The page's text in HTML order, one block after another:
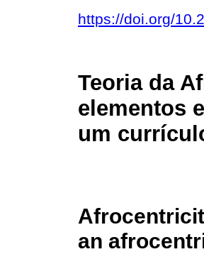
https://doi.org/
Teoria da
elementos
um
an